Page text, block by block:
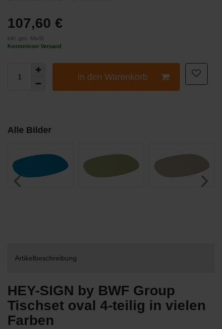
107,60 €
inkl. ges. MwSt
Kostenloser Versand
In den Warenkorb
Alle Bilder
Artikelbeschreibung
HEY-SIGN by BWF Group
Tischset oval 4-teilig in vielen
Farben